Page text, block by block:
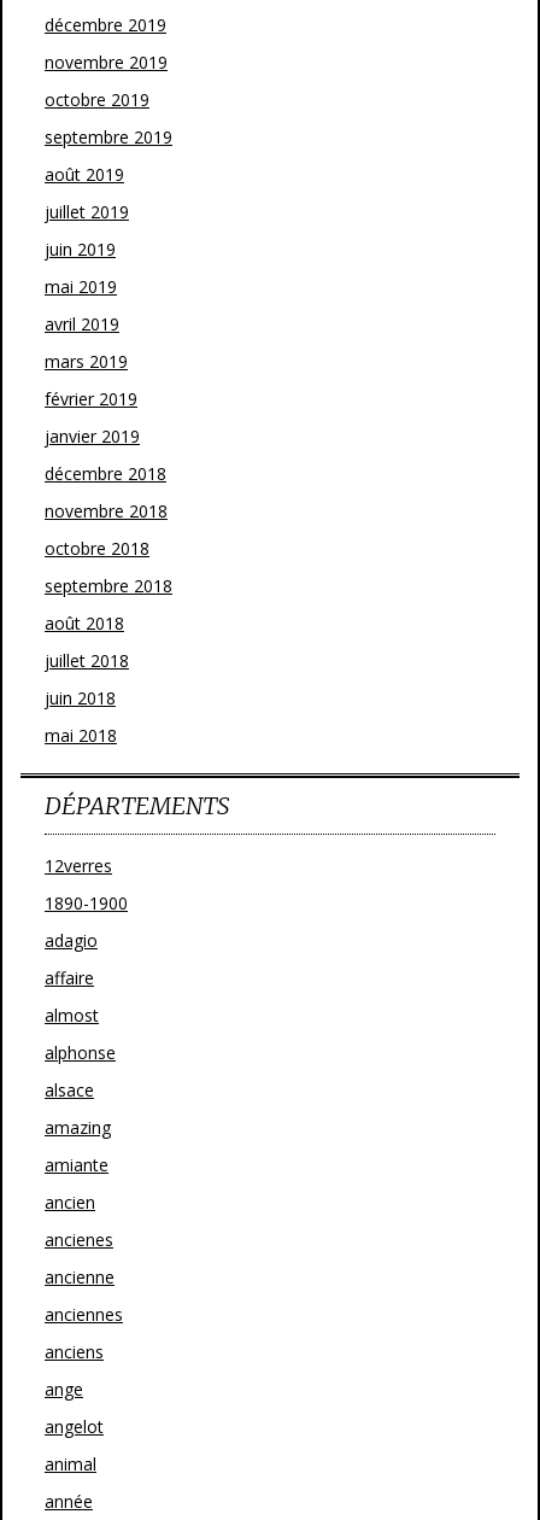
décembre 2019
novembre 2019
octobre 2019
septembre 2019
août 2019
juillet 2019
juin 2019
mai 2019
avril 2019
mars 2019
février 2019
janvier 2019
décembre 2018
novembre 2018
octobre 2018
septembre 2018
août 2018
juillet 2018
juin 2018
mai 2018
DÉPARTEMENTS
12verres
1890-1900
adagio
affaire
almost
alphonse
alsace
amazing
amiante
ancien
ancienes
ancienne
anciennes
anciens
ange
angelot
animal
année